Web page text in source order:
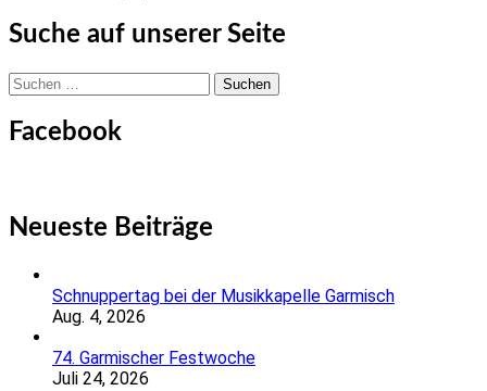
Suche auf unserer Seite
Suchen
nach:
Facebook
Neueste Beiträge
Schnuppertag bei der Musikkapelle Garmisch
Aug. 4, 2026
74. Garmischer Festwoche
Juli 24, 2026